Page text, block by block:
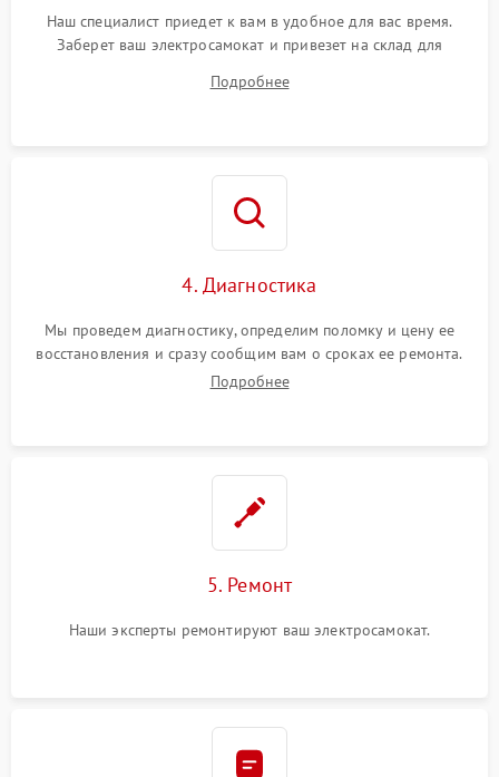
Наш специалист приедет к вам в удобное для вас время.
Заберет ваш электросамокат и привезет на склад для
Подробнее
4. Диагностика
Мы проведем диагностику, определим поломку и цену ее
восстановления и сразу сообщим вам о сроках ее ремонта.
Подробнее
5. Ремонт
Наши эксперты ремонтируют ваш электросамокат.